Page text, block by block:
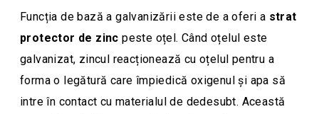
Funcția de bază a galvanizării este de a oferi a strat
protector de zinc peste oțel. Când oțelul este
galvanizat, zincul reacționează cu oțelul pentru a
forma o legătură care împiedică oxigenul și apa să
intre în contact cu materialul de dedesubt. Această